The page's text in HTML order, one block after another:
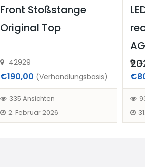
Front Stoßstange
Original Top
42929
€190,00 (Verhandlungsbasis)
335 Ansichten
2. Februar 2026